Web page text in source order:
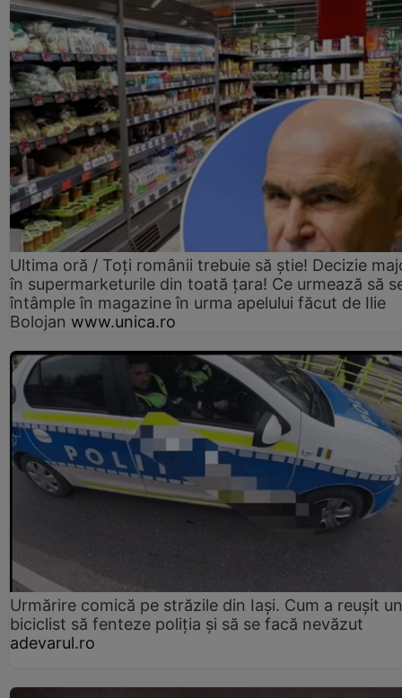
Ultima oră / Toți românii trebuie să știe! Decizie
în supermarketurile din toată țara! Ce urmează să
întâmple în magazine în urma apelului făcut de Ilie
Bolojan www.unica.ro
Urmărire comică pe străzile din Iași. Cum a reușit un
biciclist să fenteze poliția și să se facă nevăzut
adevarul.ro